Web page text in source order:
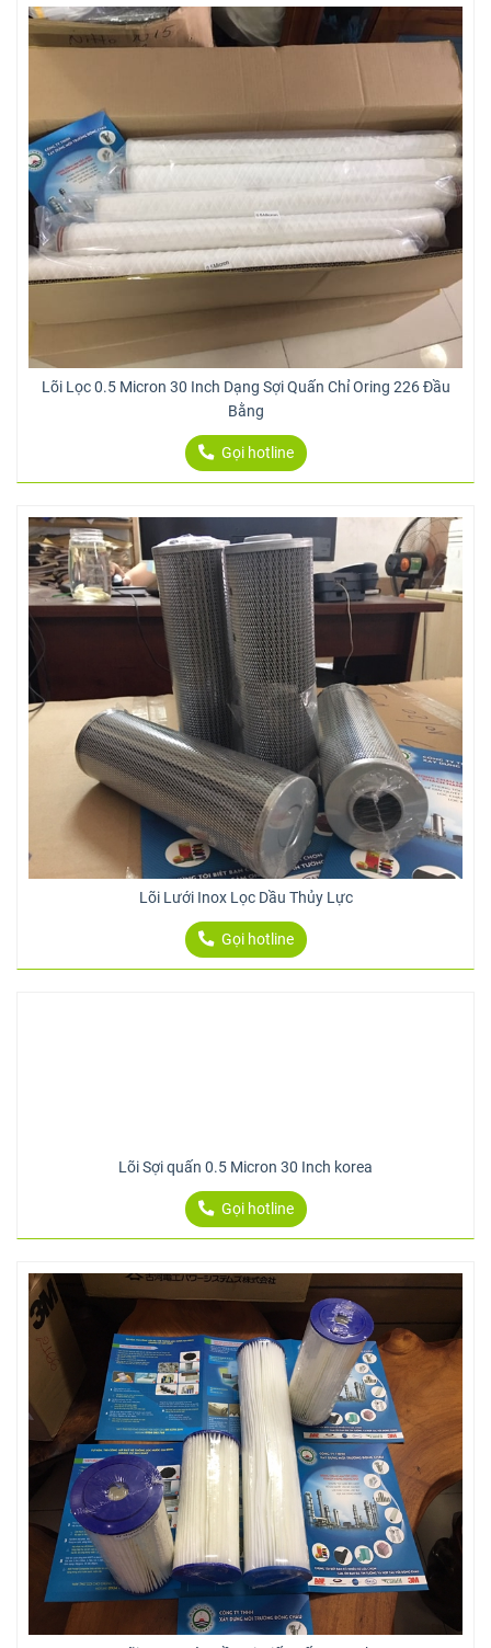
Lõi Lọc 0.5 Micron 30 Inch Dạng Sợi Quấn Chỉ Oring 226 Đầu
Bằng
Gọi hotline
Lõi Lưới Inox Lọc Dầu Thủy Lực
Gọi hotline
Lõi Sợi quấn 0.5 Micron 30 Inch korea
Gọi hotline